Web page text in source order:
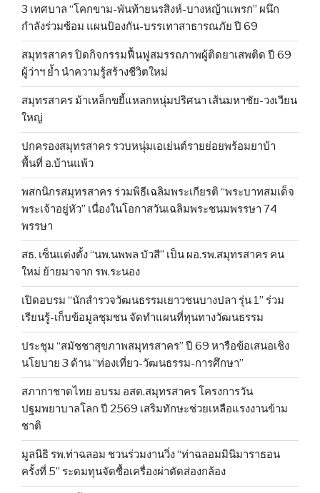
3 เทศบาล “โคกขาม-พันท้ายนรสิงห์-บางหญ้าแพรก” ผนึก
กำลังร่วมซ้อม แผนป้องกัน-บรรเทาสาธารณภัย ปี 69
สมุทรสาคร ปิดกิจกรรมฟื้นฟูสมรรถภาพผู้ติดยาเสพติด ปี 69
ผู้ว่าฯ ย้ำ นำความรู้สร้างชีวิตใหม่
สมุทรสาคร ม้าเหล็กขยี้แหลกหนุ่มปริศนา เส้นมหาชัย-วงเวียน
ใหญ่
ปกครองสมุทรสาคร รวบหนุ่มเอเย่นต์รายย่อยพร้อมยาบ้า
พื้นที่ อ.บ้านแพ้ว
พสกนิกรสมุทรสาคร ร่วมพิธีเฉลิมพระเกียรติ “พระบาทสมเด็จ
พระเจ้าอยู่หัว” เนื่องในโอกาสวันเฉลิมพระชนมพรรษา 74
พรรษา
สธ. เซ็นแต่งตั้ง “นพ.นพพล บัวสี” เป็น ผอ.รพ.สมุทรสาคร คน
ใหม่ ย้ายมาจาก รพ.ระนอง
เปิดอบรม “นักสำรวจวัฒนธรรมเยาวชนบางปลา รุ่น 1” ร่วม
เรียนรู้-เก็บข้อมูลชุมชน จัดทำแผนที่ทุนทางวัฒนธรรม
ประชุม “สมัชชาสุขภาพสมุทรสาคร” ปี 69 หารือข้อเสนอเชิง
นโยบาย 3 ด้าน “ท่องเที่ยว-วัฒนธรรม-การศึกษา”
สภากาชาดไทย อบรม อสต.สมุทรสาคร โครงการวัน
ปฐมพยาบาลโลก ปี 2569 เสริมทักษะช่วยเหลือแรงงานข้าม
ชาติ
มูลนิธิ รพ.ท่าฉลอม ชวนร่วมงานวิ่ง “ท่าฉลอมมินิมาราธอน
ครั้งที่ 5” ระดมทุนจัดซื้อเครื่องผ่าตัดส่องกล้อง